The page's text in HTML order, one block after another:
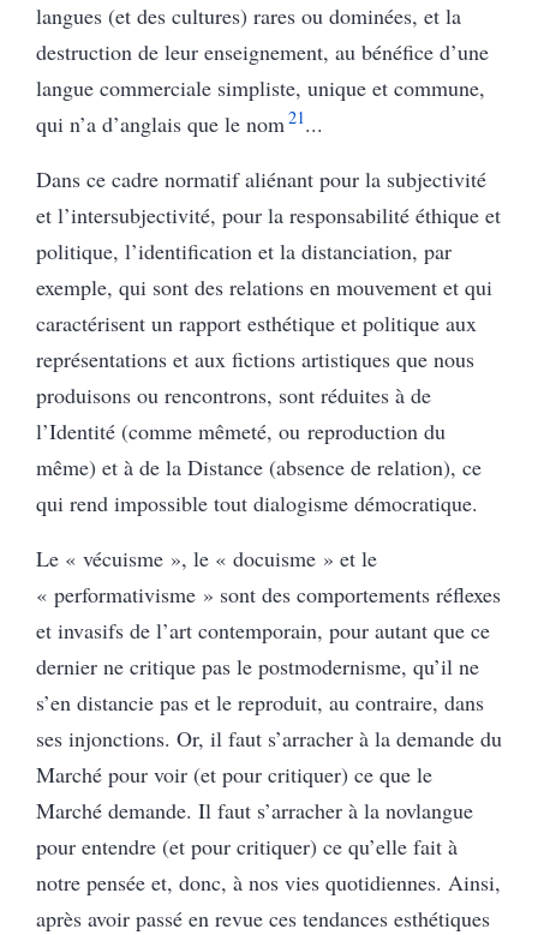
langues (et des cultures) rares ou dominées, et la
destruction de leur enseignement, au bénéfice d’une
langue commerciale simpliste, unique et commune,
qui n’a d’anglais que le nom21...
Dans ce cadre normatif aliénant pour la subjectivité
et l’intersubjectivité, pour la responsabilité éthique et
politique, l’identification et la distanciation, par
exemple, qui sont des relations en mouvement et qui
caractérisent un rapport esthétique et politique aux
représentations et aux fictions artistiques que nous
produisons ou rencontrons, sont réduites à de
l’Identité (comme mêmeté, ou reproduction du
même) et à de la Distance (absence de relation), ce
qui rend impossible tout dialogisme démocratique.
Le « vécuisme », le « docuisme » et le
« performativisme » sont des comportements réflexes
et invasifs de l’art contemporain, pour autant que ce
dernier ne critique pas le postmodernisme, qu’il ne
s’en distancie pas et le reproduit, au contraire, dans
ses injonctions. Or, il faut s’arracher à la demande du
Marché pour voir (et pour critiquer) ce que le
Marché demande. Il faut s’arracher à la novlangue
pour entendre (et pour critiquer) ce qu’elle fait à
notre pensée et, donc, à nos vies quotidiennes. Ainsi,
après avoir passé en revue ces tendances esthétiques